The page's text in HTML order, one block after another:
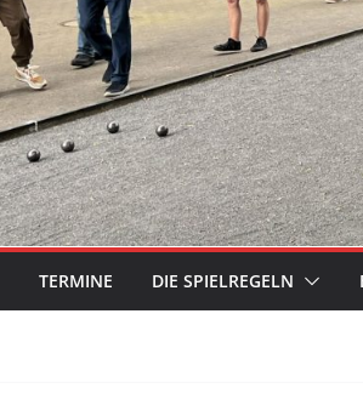
TERMINE DIE SPIELREGELN